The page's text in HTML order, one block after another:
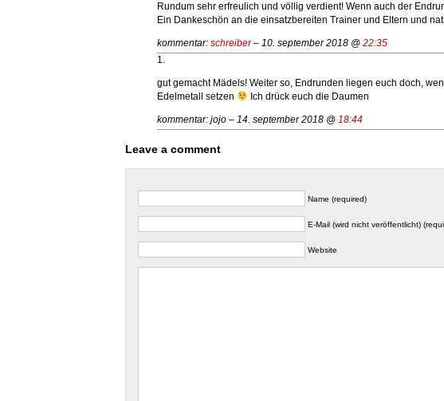
Rundum sehr erfreulich und völlig verdient! Wenn auch der
Ein Dankeschön an die einsatzbereiten Trainer und Eltern und
kommentar: schreiber– 10. september 2018 @ 22:35
1.
gut gemacht Mädels! Weiter so, Endrunden liegen euch doch,
Edelmetall setzen
Ich drück euch die Daumen
kommentar: jojo – 14. september 2018 @ 18:44
Leave a comment
Name (required)
E-Mail (wird nicht veröffentlicht)
Website